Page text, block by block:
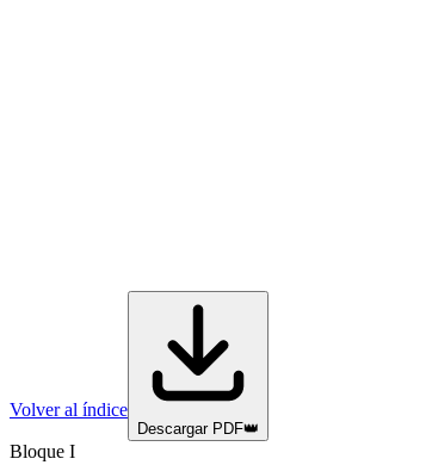
Volver al índice
Descargar PDF👑
Bloque I